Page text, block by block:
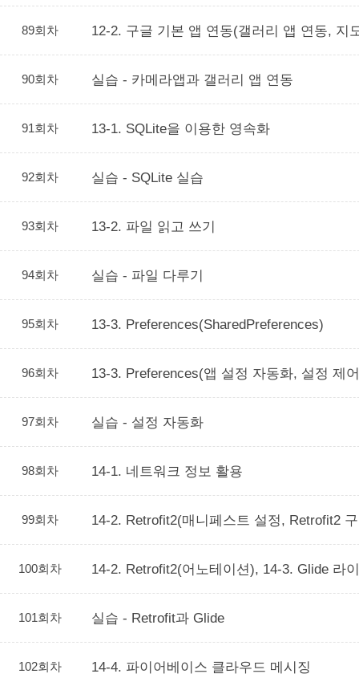
89회차 12-2. 구글 기본 앱 연동(갤러리 앱 연동, 지
90회차 실습 - 카메라앱과 갤러리 앱 연동
91회차 13-1. SQLite을 이용한 영속화
92회차 실습 - SQLite 실습
93회차 13-2. 파일 읽고 쓰기
94회차 실습 - 파일 다루기
95회차 13-3. Preferences(SharedPreferences)
96회차 13-3. Preferences(앱 설정 자동화, 설정 제
97회차 실습 - 설정 자동화
98회차 14-1. 네트워크 정보 활용
99회차 14-2. Retrofit2(매니페스트 설정, Retrofit2
100회차 14-2. Retrofit2(어노테이션), 14-3. Glide 라
101회차 실습 - Retrofit과 Glide
102회차 14-4. 파이어베이스 클라우드 메시징